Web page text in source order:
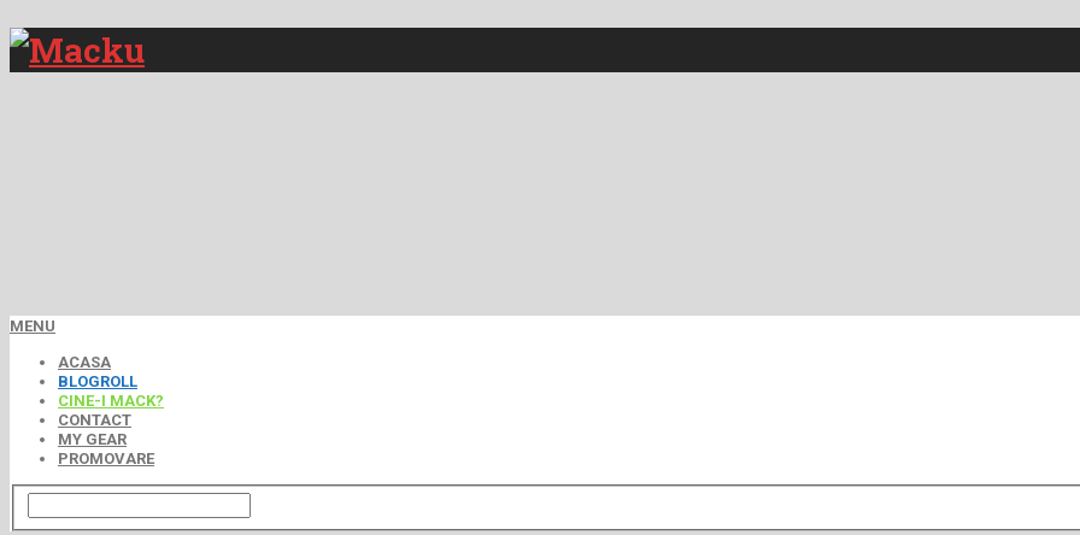
MENU
ACASA
BLOGROLL
CINE-I MACK?
CONTACT
MY GEAR
PROMOVARE